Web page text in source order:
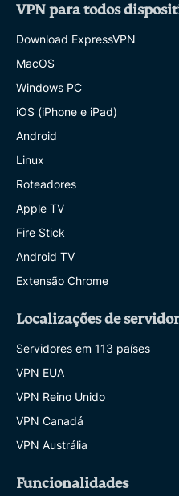
VPN para todos
Download ExpressVPN
MacOS
Windows PC
iOS (iPhone e iPad)
Android
Linux
Roteadores
Apple TV
Fire Stick
Android TV
Extensão Chrome
Localizações de
Servidores em 113 países
VPN EUA
VPN Reino Unido
VPN Canadá
VPN Austrália
Funcionalidades